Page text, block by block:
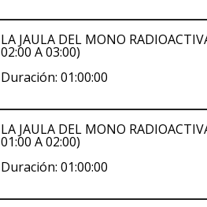
LA JAULA DEL MONO
02:00 A 03:00)
Duración: 01:00:00
LA JAULA DEL MONO
01:00 A 02:00)
Duración: 01:00:00